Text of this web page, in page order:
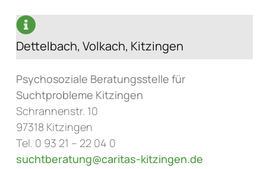
Dettelbach, Volkach, Kitzingen
Psychosoziale Beratungsstelle für
Suchtprobleme Kitzingen
Schrannenstr. 10
97318 Kitzingen
Tel. 0 93 21 – 22 04 0
suchtberatung@caritas-kitzingen.de